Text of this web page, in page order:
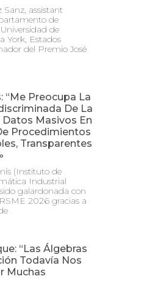
Sanz, assistant
de
de
York, Estados
del Premio José
“Me Preocupa La
De La
Datos Masivos En
Procedimientos
Transparentes
(Instituto de
Industrial
galardonada con
2026 gracias a
“Las Álgebras
Todavía Nos
Muchas